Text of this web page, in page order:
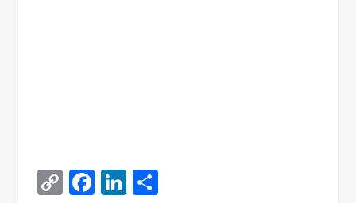
CopyFacebook
LinkedIn